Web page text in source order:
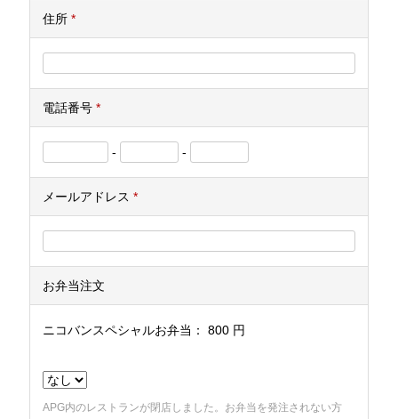
住所 *
電話番号 *
- -
メールアドレス *
お弁当注文
ニコバンスペシャルお弁当： 800 円
APG内のレストランが閉店しました。お弁当を発注されない方